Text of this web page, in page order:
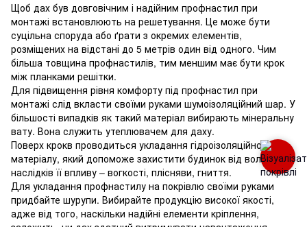
Щоб дах був довговічним і надійним профнастил при
монтажі встановлюють на решетування. Це може бути
суцільна споруда або ґрати з окремих елементів,
розміщених на відстані до 5 метрів один від одного. Чим
більша товщина профнастилів, тим меншим має бути крок
між планками решітки.
Для підвищення рівня комфорту під профнастил при
монтажі слід вкласти своїми руками шумоізоляційний шар. У
більшості випадків як такий матеріал вибирають мінеральну
вату. Вона служить утеплювачем для даху.
Поверх крокв проводиться укладання гідроізоляційного
матеріалу, який допоможе захистити будинок від вологи та
наслідків її впливу – вогкості, плісняви, гниття.
Для укладання профнастилу на покрівлю своїми руками
придбайте шурупи. Вибирайте продукцію високої якості,
адже від того, наскільки надійні елементи кріплення,